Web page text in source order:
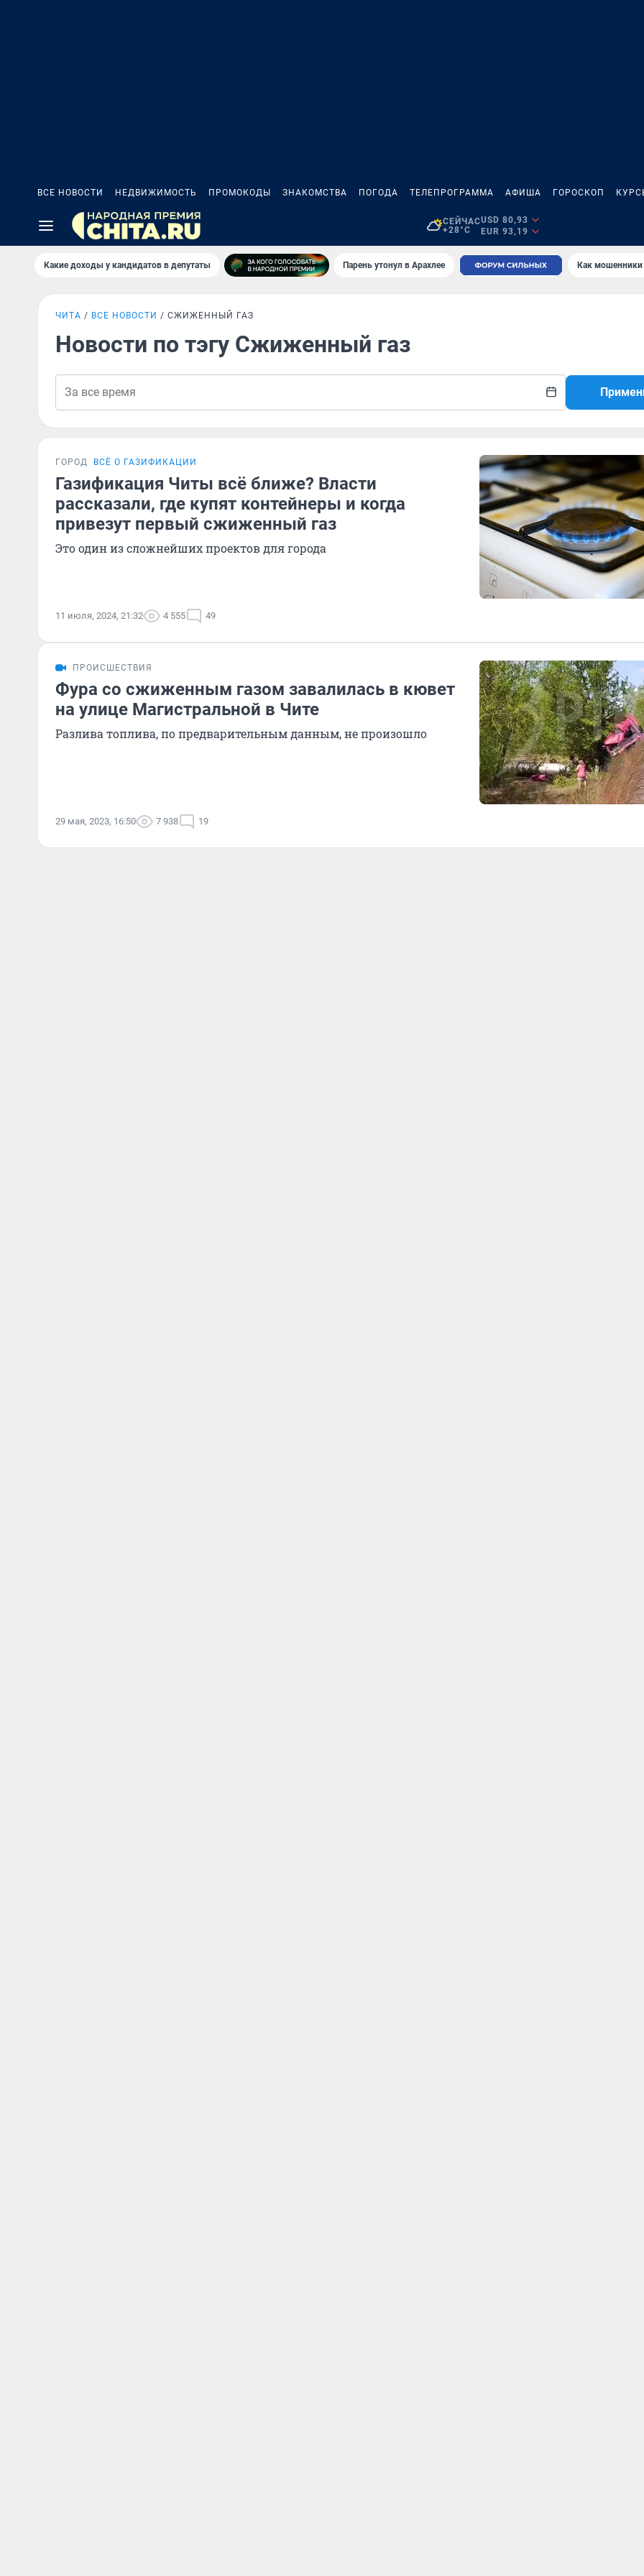
ВСЕ НОВОСТИ НЕДВИЖИМОСТЬ ПРОМОКОДЫ ЗНАКОМСТВА ПОГОДА ТЕЛЕПРОГРАММА АФИША ГОРОСКОП
СЕЙЧАС
+28°C
USD 80,93
EUR 93,19
Какие доходы у кандидатов в депутаты Парень утонул в Арахлее Как
ЧИТА ВСЕ НОВОСТИ СЖИЖЕННЫЙ ГАЗ
Новости по тэгу Сжиженный газ
ГОРОД ВСЁ О ГАЗИФИКАЦИИ
Газификация Читы всё ближе? Власти
рассказали, где купят контейнеры и когда
привезут первый сжиженный газ
Это один из сложнейших проектов для города
11 июля, 2024, 21:32 4 555 49
ПРОИСШЕСТВИЯ
Фура со сжиженным газом завалилась в кювет
на улице Магистральной в Чите
Разлива топлива, по предварительным данным, не произошло
29 мая, 2023, 16:50 7 938 19